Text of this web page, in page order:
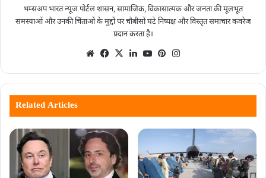
थम्सअप भारत न्यूज पोर्टल शासन, सामाजिक, विकासात्मक और जनता की मूलभूत
समस्याओं और उनकी चिंताओं के मुद्दों पर चौबीसों घंटे निष्पक्ष और विस्तृत समाचार कवरेज
प्रदान करता है।
Related Articles